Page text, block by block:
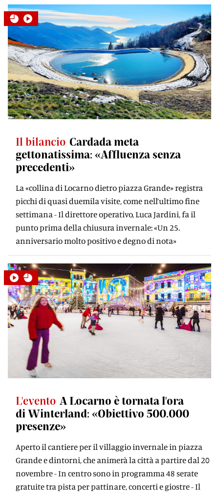
Il bilancio Cardada meta
gettonatissima: «Afﬂuenza senza
precedenti»
La «collina di Locarno dietro piazza Grande» registra
picchi di quasi duemila visite, come nell’ultimo fine
settimana - Il direttore operativo, Luca Jardini, fa il
punto prima della chiusura invernale: «Un 25.
anniversario molto positivo e degno di nota»
L'evento A Locarno è tornata l'ora
di Winterland: «Obiettivo 500.000
presenze»
Aperto il cantiere per il villaggio invernale in piazza
Grande e dintorni, che animerà la città a partire dal 20
novembre - In centro sono in programma 48 serate
gratuite tra pista per pattinare, concerti e giostre - Il